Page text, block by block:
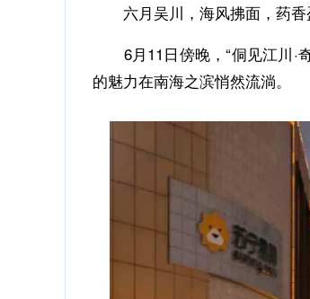
六月吴川，海风拂面，药香
6月11日傍晚，“侗见江川
的魅力在南海之滨悄然流淌。